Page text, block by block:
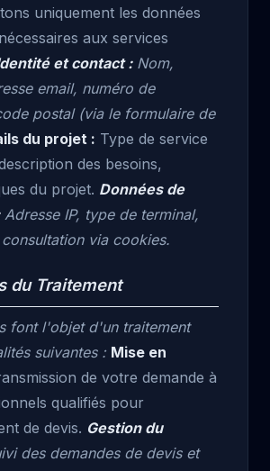
uniquement les données
aux services
et contact :Nom,
email, numéro de
postal (via le formulaire de
du projet : Type de service
des besoins,
du projet. Données de
Adresse IP, type de terminal,
via cookies.
du Traitement
font l'objet d'un traitement
suivantes : Mise en
de votre demande à
qualifiés pour
de devis. Gestion du
des demandes de devis et